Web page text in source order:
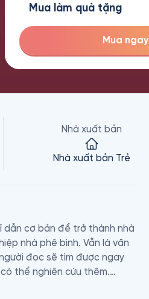
Mua làm quà tặng
Mua ngay
Nhà xuất bản
Nhà xuất bản Trẻ
dẫn cơ bản để trở thành nhà
nhà phê bình. Vẫn là văn
đọc sẽ tìm được ngay
thể nghiên cứu thêm.